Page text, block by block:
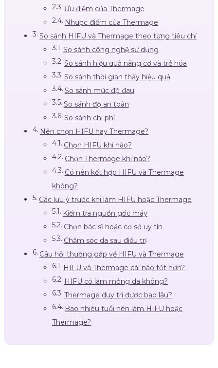
Ưu điểm của Thermage
Nhược điểm của Thermage
So sánh HIFU và Thermage theo từng tiêu chí
So sánh công nghệ sử dụng
So sánh hiệu quả nâng cơ và trẻ hóa
So sánh thời gian thấy hiệu quả
So sánh mức độ đau
So sánh độ an toàn
So sánh chi phí
Nên chọn HIFU hay Thermage?
Chọn HIFU khi nào?
Chọn Thermage khi nào?
Có nên kết hợp HIFU và Thermage
không?
Các lưu ý trước khi làm HIFU hoặc Thermage
Kiểm tra nguồn gốc máy
Chọn bác sĩ hoặc cơ sở uy tín
Chăm sóc da sau điều trị
Câu hỏi thường gặp về HIFU và Thermage
HIFU và Thermage cái nào tốt hơn?
HIFU có làm mỏng da không?
Thermage duy trì được bao lâu?
Bao nhiêu tuổi nên làm HIFU hoặc
Thermage?